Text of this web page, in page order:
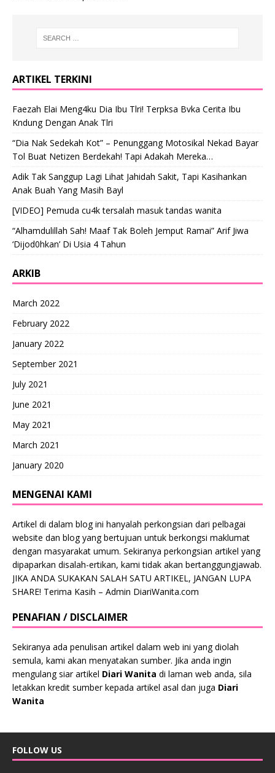
ARTIKEL TERKINI
Faezah Elai Meng4ku Dia Ibu Tlri! Terpksa Bvka Cerita Ibu
Kndung Dengan Anak Tlri
“Dia Nak Sedekah Kot” – Penunggang Motosikal Nekad Bayar
Tol Buat Netizen Berdekah! Tapi Adakah Mereka…
Adik Tak Sanggup Lagi Lihat Jahidah Sakit, Tapi Kasihankan
Anak Buah Yang Masih Bayl
[VIDEO] Pemuda cu4k tersalah masuk tandas wanita
“Alhamdulillah Sah! Maaf Tak Boleh Jemput Ramai” Arif Jiwa
‘Dijod0hkan’ Di Usia 4 Tahun
ARKIB
March 2022
February 2022
January 2022
September 2021
July 2021
June 2021
May 2021
March 2021
January 2020
MENGENAI KAMI
Artikel di dalam blog ini hanyalah perkongsian dari pelbagai
website dan blog yang bertujuan untuk berkongsi maklumat
dengan masyarakat umum. Sekiranya perkongsian artikel yang
dipaparkan disalah-ertikan, kami tidak akan bertanggungjawab.
JIKA ANDA SUKAKAN SALAH SATU ARTIKEL, JANGAN LUPA
SHARE! Terima Kasih – Admin DiariWanita.com
PENAFIAN / DISCLAIMER
Sekiranya ada penulisan artikel dalam web ini yang diolah
semula, kami akan menyatakan sumber. Jika anda ingin
mengulang siar artikel Diari Wanita di laman web anda, sila
letakkan kredit sumber kepada artikel asal dan juga Diari
Wanita
FOLLOW US